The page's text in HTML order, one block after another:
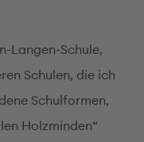
Langen-Schule,
Schulen, die ich
Schulformen,
Holzminden“